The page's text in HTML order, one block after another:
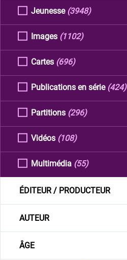
Jeunesse (3948)
Images (1102)
Cartes (696)
Publications en série (424)
Partitions (296)
Vidéos (108)
Multimédia (55)
ÉDITEUR / PRODUCTEUR
AUTEUR
ÂGE